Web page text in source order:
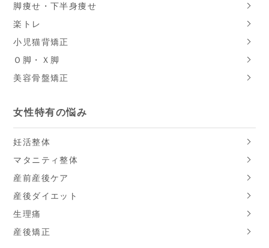
脚痩せ・下半身痩せ
楽トレ
小児猫背矯正
Ｏ脚・Ｘ脚
美容骨盤矯正
女性特有の悩み
妊活整体
マタニティ整体
産前産後ケア
産後ダイエット
生理痛
産後矯正